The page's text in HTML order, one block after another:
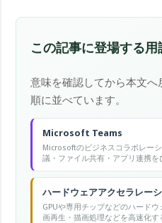
この記事に登場する用
意味を確認してから本文
順に並べています。
Microsoft Teams
Microsoftのビジネスコラボレー
議・ファイル共有・アプリ連携を
ハードウェアアクセラレー
GPUや専用チップなどのハード
画再生・描画処理などを高速化す